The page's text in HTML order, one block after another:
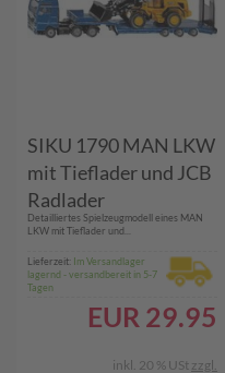
SIKU 1790 MAN LKW
mit Tieflader und JCB
Radlader
Detailliertes Spielzeugmodell eines MAN
LKW mit Tieflader und...
Lieferzeit: Im Versandlager
lagernd - versandbereit in 5-7
Tagen
EUR 29.95
inkl. 20 % USt zzgl.